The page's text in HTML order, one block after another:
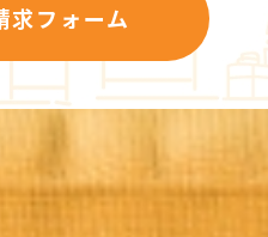
求フォーム